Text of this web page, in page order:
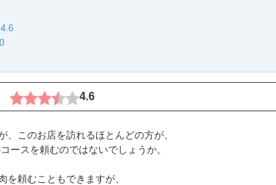
4.6
、このお店を訪れるほとんどの方が、
ースを頼むのではないでしょうか。
を頼むこともできますが、